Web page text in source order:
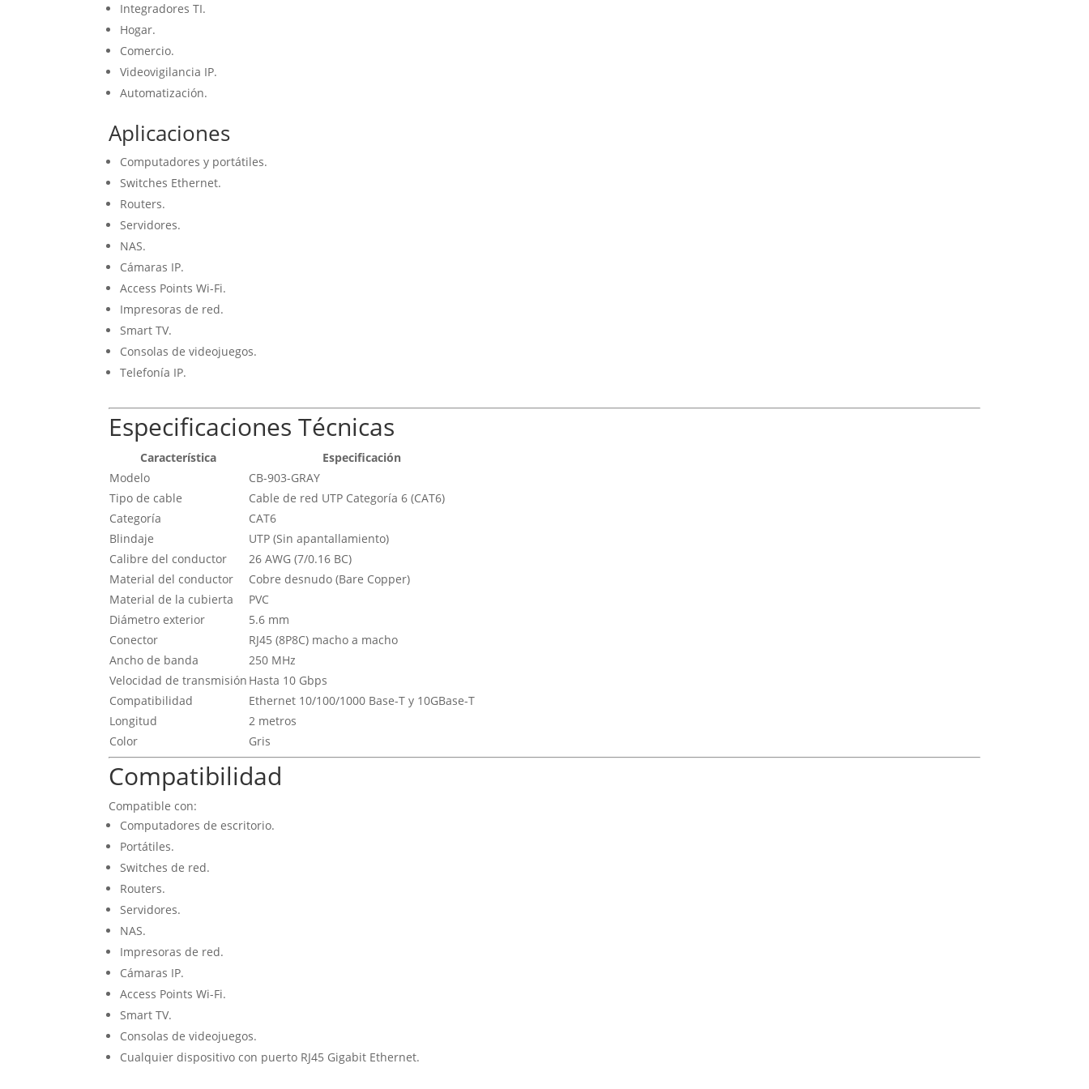
Integradores TI.
Hogar.
Comercio.
Videovigilancia IP.
Automatización.
Aplicaciones
Computadores y portátiles.
Switches Ethernet.
Routers.
Servidores.
NAS.
Cámaras IP.
Access Points Wi-Fi.
Impresoras de red.
Smart TV.
Consolas de videojuegos.
Telefonía IP.
Especificaciones Técnicas
Característica
Especificación
Modelo
CB-903-GRAY
Tipo de cable
Cable de red UTP Categoría 6 (CAT6)
Categoría
CAT6
Blindaje
UTP (Sin apantallamiento)
Calibre del conductor
26 AWG (7/0.16 BC)
Material del conductor
Cobre desnudo (Bare Copper)
Material de la cubierta
PVC
Diámetro exterior
5.6 mm
Conector
RJ45 (8P8C) macho a macho
Ancho de banda
250 MHz
Velocidad de transmisión Hasta 10 Gbps
Compatibilidad
Ethernet 10/100/1000 Base-T y 10GBase-T
Longitud
2 metros
Color
Gris
Compatibilidad
Compatible con:
Computadores de escritorio.
Portátiles.
Switches de red.
Routers.
Servidores.
NAS.
Impresoras de red.
Cámaras IP.
Access Points Wi-Fi.
Smart TV.
Consolas de videojuegos.
Cualquier dispositivo con puerto RJ45 Gigabit Ethernet.